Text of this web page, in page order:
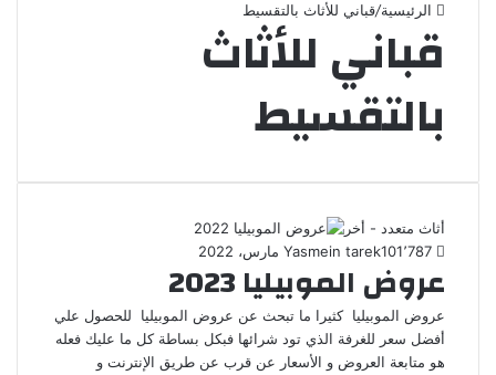
الرئيسية/قباني للأثاث بالتقسيط
قباني للأثاث
بالتقسيط
أثاث متعدد - أخر
Yasmein tarek10 مارس، 2022
عروض الموبيليا 2023
عروض الموبيليا كثيرا ما تبحث عن عروض الموبيليا للحصول علي
أفضل سعر للغرفة الذي تود شرائها فبكل بساطة كل ما عليك فعله
هو متابعة العروض و الأسعار عن قرب عن طريق الإنترنت و